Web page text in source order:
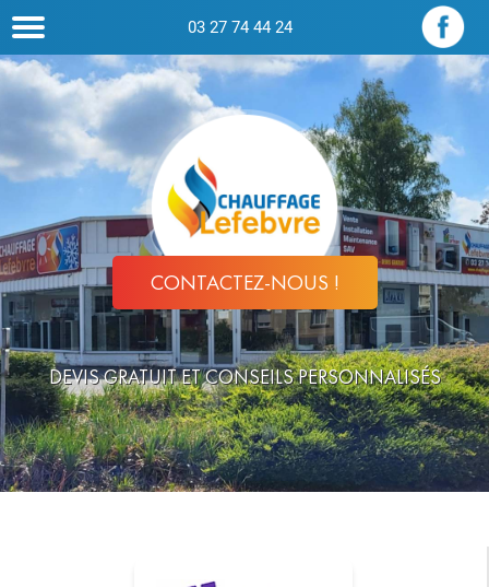
03 27 74 44 24
CONTACTEZ-NOUS !
DEVIS GRATUIT ET CONSEILS PERSONNALISÉS